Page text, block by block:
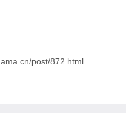
post/872.html